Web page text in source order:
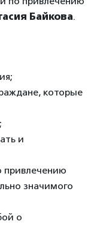
Байкова.
которые
и
привлечению
значимого
о